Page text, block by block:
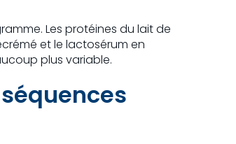
Les protéines du lait de
et le lactosérum en
plus variable.